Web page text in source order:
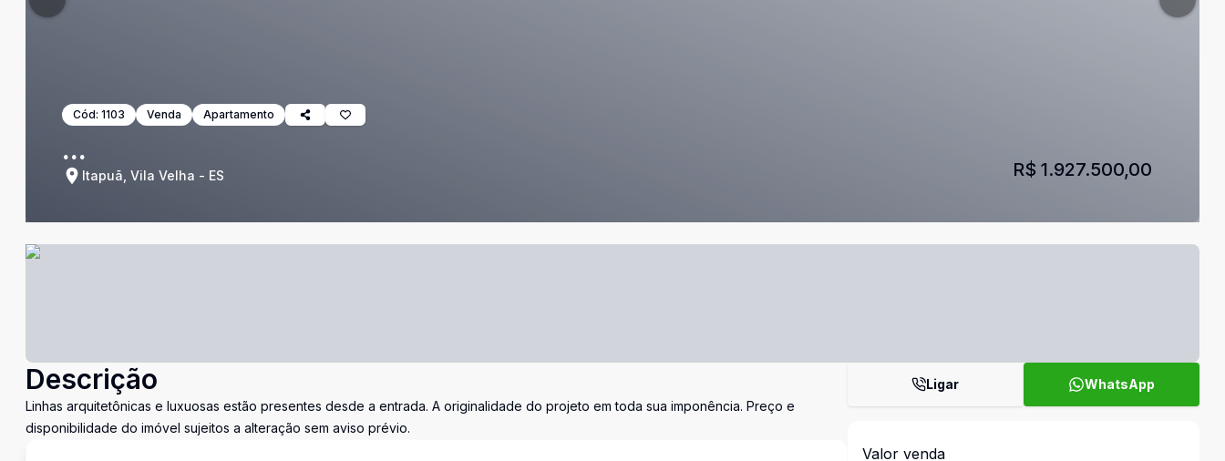
Cód: 1103 Venda Apartamento
...
Itapuã, Vila Velha - ES R$ 1.927.500,00
Descrição
Linhas arquitetônicas e luxuosas estão presentes desde a entrada. A originalidade do projeto em toda sua imponência. Preço e
disponibilidade do imóvel sujeitos a alteração sem aviso prévio.
Ligar WhatsApp
Valor venda